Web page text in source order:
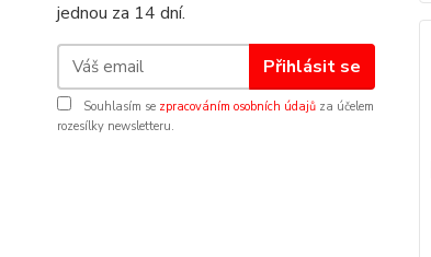
jednou za 14 dní.
Přihlásit se
Souhlasím se zpracováním osobních údajů za účelem
rozesílky newsletteru.